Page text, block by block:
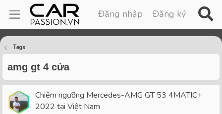
Đăng nhập Đăng ký
Tags
amg gt 4 cửa
Chiêm ngưỡng Mercedes-AMG GT 53 4MATIC+
2022 tại Việt Nam